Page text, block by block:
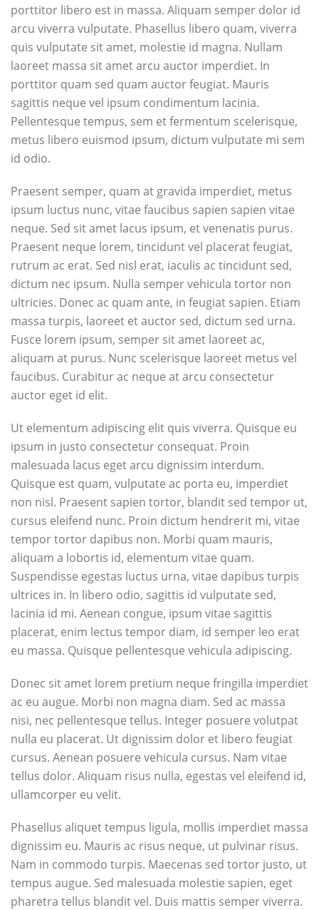
porttitor libero est in massa. Aliquam semper dolor id
arcu viverra vulputate. Phasellus libero quam, viverra
quis vulputate sit amet, molestie id magna. Nullam
laoreet massa sit amet arcu auctor imperdiet. In
porttitor quam sed quam auctor feugiat. Mauris
sagittis neque vel ipsum condimentum lacinia.
Pellentesque tempus, sem et fermentum scelerisque,
metus libero euismod ipsum, dictum vulputate mi sem
id odio.
Praesent semper, quam at gravida imperdiet, metus
ipsum luctus nunc, vitae faucibus sapien sapien vitae
neque. Sed sit amet lacus ipsum, et venenatis purus.
Praesent neque lorem, tincidunt vel placerat feugiat,
rutrum ac erat. Sed nisl erat, iaculis ac tincidunt sed,
dictum nec ipsum. Nulla semper vehicula tortor non
ultricies. Donec ac quam ante, in feugiat sapien. Etiam
massa turpis, laoreet et auctor sed, dictum sed urna.
Fusce lorem ipsum, semper sit amet laoreet ac,
aliquam at purus. Nunc scelerisque laoreet metus vel
faucibus. Curabitur ac neque at arcu consectetur
auctor eget id elit.
Ut elementum adipiscing elit quis viverra. Quisque eu
ipsum in justo consectetur consequat. Proin
malesuada lacus eget arcu dignissim interdum.
Quisque est quam, vulputate ac porta eu, imperdiet
non nisl. Praesent sapien tortor, blandit sed tempor ut,
cursus eleifend nunc. Proin dictum hendrerit mi, vitae
tempor tortor dapibus non. Morbi quam mauris,
aliquam a lobortis id, elementum vitae quam.
Suspendisse egestas luctus urna, vitae dapibus turpis
ultrices in. In libero odio, sagittis id vulputate sed,
lacinia id mi. Aenean congue, ipsum vitae sagittis
placerat, enim lectus tempor diam, id semper leo erat
eu massa. Quisque pellentesque vehicula adipiscing.
Donec sit amet lorem pretium neque fringilla imperdiet
ac eu augue. Morbi non magna diam. Sed ac massa
nisi, nec pellentesque tellus. Integer posuere volutpat
nulla eu placerat. Ut dignissim dolor et libero feugiat
cursus. Aenean posuere vehicula cursus. Nam vitae
tellus dolor. Aliquam risus nulla, egestas vel eleifend id,
ullamcorper eu velit.
Phasellus aliquet tempus ligula, mollis imperdiet massa
dignissim eu. Mauris ac risus neque, ut pulvinar risus.
Nam in commodo turpis. Maecenas sed tortor justo, ut
tempus augue. Sed malesuada molestie sapien, eget
pharetra tellus blandit vel. Duis mattis semper viverra.